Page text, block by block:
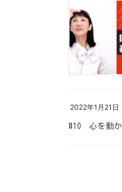
2022年1月21日
#10 心を動か